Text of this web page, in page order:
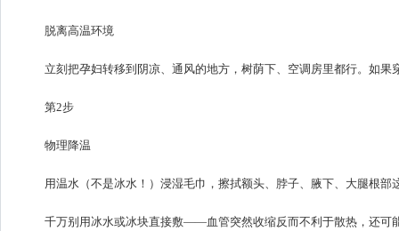
脱离高温环境
立刻把孕妇转移到阴凉、通风的地方，树荫下、空调房里都行。如
第2步
物理降温
用温水（不是冰水！）浸湿毛巾，擦拭额头、脖子、腋下、大腿根
千万别用冰水或冰块直接敷——血管突然收缩反而不利于散热，还可